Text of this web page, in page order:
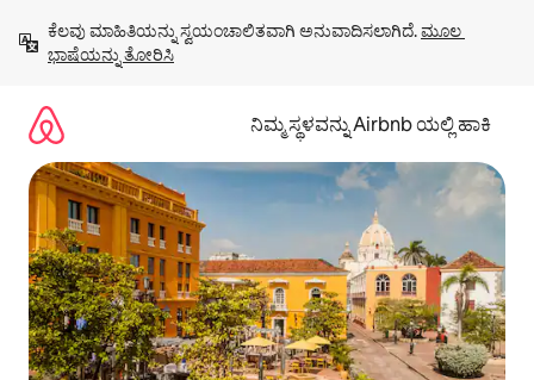
ಹೋಗಿ
ಕೆಲವು ಮಾಹಿತಿಯನ್ನು ಸ್ವಯಂಚಾಲಿತವಾಗಿ ಅನುವಾದಿಸಲಾಗಿದೆ. ಮೂಲ
ಭಾಷೆಯನ್ನು ತೋರಿಸಿ
ನಿಮ್ಮ ಸ್ಥಳವನ್ನು Airbnb ಯಲ್ಲಿ ಹಾಕಿ